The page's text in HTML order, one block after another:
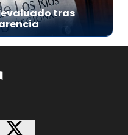
evaluado tras